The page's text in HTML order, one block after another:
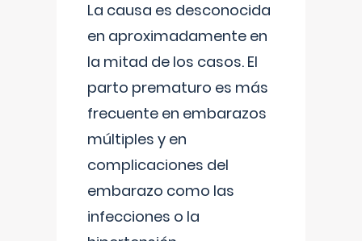
La causa es desconocida
en aproximadamente en
la mitad de los casos. El
parto prematuro es más
frecuente en embarazos
múltiples y en
complicaciones del
embarazo como las
infecciones o la